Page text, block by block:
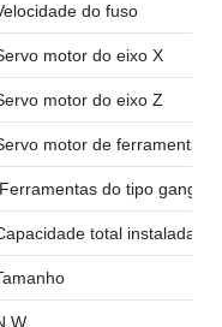
do fuso
motor do eixo X
motor do eixo Z
motor de ferramenta
Ferramentas do tipo gangue
total instalada